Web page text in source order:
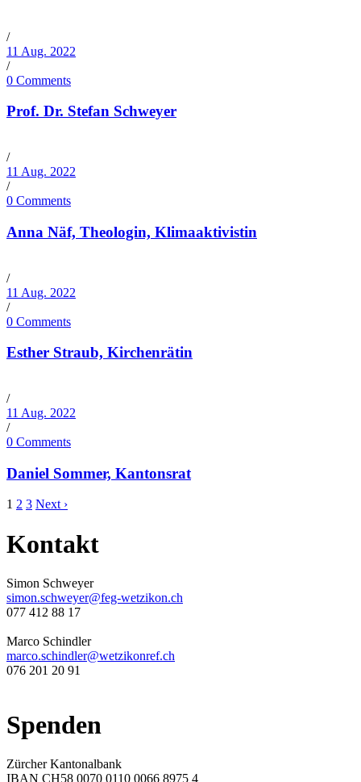
/
11 Aug. 2022
/
0 Comments
Prof. Dr. Stefan Schweyer
/
11 Aug. 2022
/
0 Comments
Anna Näf, Theologin, Klimaaktivistin
/
11 Aug. 2022
/
0 Comments
Esther Straub, Kirchenrätin
/
11 Aug. 2022
/
0 Comments
Daniel Sommer, Kantonsrat
1 2 3 Next ›
Kontakt
Simon Schweyer
simon.schweyer@feg-wetzikon.ch
077 412 88 17
Marco Schindler
marco.schindler@wetzikonref.ch
076 201 20 91
Spenden
Zürcher Kantonalbank
IBAN CH58 0070 0110 0066 8975 4